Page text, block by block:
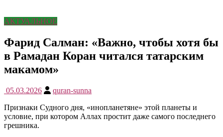
АКТУАЛЬНОЕ
Фарид Салман: «Важно, чтобы хотя бы
в Рамадан Коран читался татарским
макамом»
05.03.2026
quran-sunna
Признаки Судного дня, «инопланетяне» этой планеты и
условие, при котором Аллах простит даже самого последнего
грешника.